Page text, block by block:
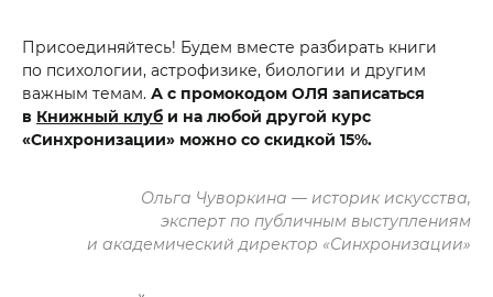
Присоединяйтесь! Будем вместе разбирать книги
по психологии, астрофизике, биологии и другим
важным темам. А с промокодом ОЛЯ записаться
в Книжный клуб и на любой другой курс
«Синхронизации» можно со скидкой 15%.
Ольга Чуворкина — историк искусства,
эксперт по публичным выступлениям
и академический директор «Синхронизации»